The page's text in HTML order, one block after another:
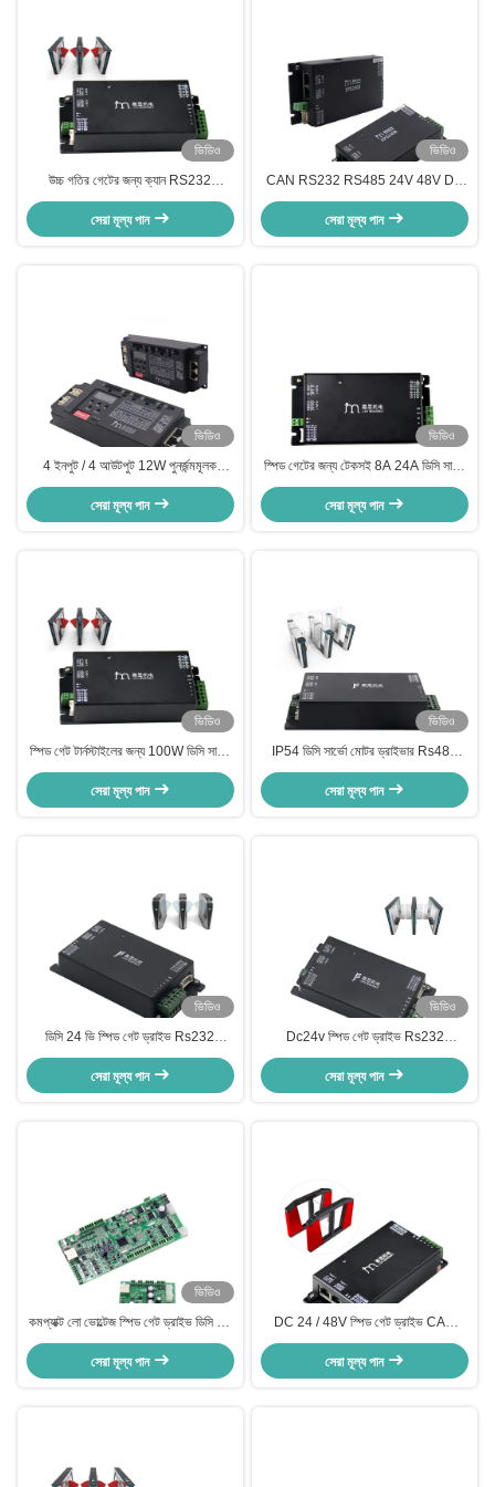
ভিডিও
উচ্চ গতির গেটের জন্য ক্যান RS232
RS485 24A 48V DC মোটর ড্রাইভার
সেরা মূল্য পান
ভিডিও
CAN RS232 RS485 24V 48V DC
মোটর ড্রাইভার স্পিড গেটের জন্য
সেরা মূল্য পান
ভিডিও
4 ইনপুট / 4 আউটপুট 12W পুনর্জন্মমূলক
প্রতিরোধক এবং -20 °C ~ 55 °C অপারেটিং
পরিসীমা সহ ডিসি মোটর ড্রাইভার
সেরা মূল্য পান
ভিডিও
স্পিড গেটের জন্য টেকসই 8A 24A ডিসি সার্ভো
ড্রাইভার 4 ইন 3 আউট
সেরা মূল্য পান
ভিডিও
স্পিড গেট টার্নস্টাইলের জন্য 100W ডিসি সার্ভো
ড্রাইভার
সেরা মূল্য পান
ভিডিও
IP54 ডিসি সার্ভো মোটর ড্রাইভার Rs485
স্পিড গেটের জন্য যোগাযোগ ইন্টারফেস
সেরা মূল্য পান
ভিডিও
ডিসি 24 ভি স্পিড গেট ড্রাইভ Rs232
Rs485 যোগাযোগ ফর ফ্ল্যাপ ব্যারিয়ার গেট
সেরা মূল্য পান
ভিডিও
Dc24v স্পিড গেট ড্রাইভ Rs232
কমিউনিকেশন ইন্টারফেস Ip54 মোটর সুরক্ষা
শ্রেণি
সেরা মূল্য পান
ভিডিও
কমপ্যাক্ট লো ভোল্টেজ স্পিড গেট ড্রাইভ ডিসি 24
ভি এবং এসএস 485 যোগাযোগের সাথে সুইং
এবং স্লাইডিং গেটগুলির জন্য
সেরা মূল্য পান
DC 24 / 48V স্পিড গেট ড্রাইভ CAN
RS232 RS485 স্পিড গেটের জন্য
সেরা মূল্য পান